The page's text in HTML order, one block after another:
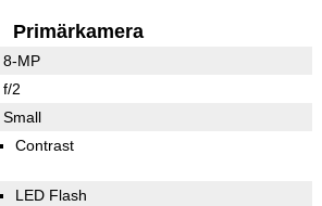
Primärkamera
8-MP
f/2
Small
Contrast
LED Flash